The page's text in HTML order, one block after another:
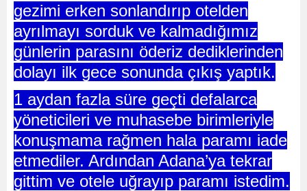
gezimi erken sonlandırıp otelden
ayrılmayı sorduk ve kalmadığımız
günlerin parasını öderiz dediklerinden
dolayı ilk gece sonunda çıkış yaptık.
1 aydan fazla süre geçti defalarca
yöneticileri ve muhasebe birimleriyle
konuşmama rağmen hala paramı iade
etmediler. Ardından Adana’ya tekrar
gittim ve otele uğrayıp paramı istedim.